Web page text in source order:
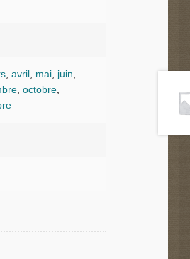
, avril , mai, juin,
, octobre,